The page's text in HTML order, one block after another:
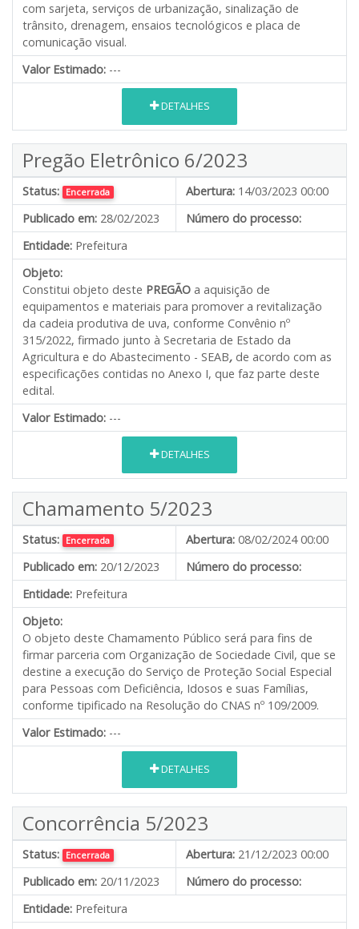
com sarjeta, serviços de urbanização, sinalização de
trânsito, drenagem, ensaios tecnológicos e placa de
comunicação visual.
Valor Estimado: ---
DETALHES
Pregão Eletrônico 6/2023
Status: Encerrada Abertura: 14/03/2023 00:00
Publicado em: 28/02/2023
Número do processo:
Entidade: Prefeitura
Objeto:
Constitui objeto deste PREGÃO a aquisição de
equipamentos e materiais para promover a revitalização
da cadeia produtiva de uva, conforme Convênio nº
315/2022, firmado junto à Secretaria de Estado da
Agricultura e do Abastecimento - SEAB, de acordo com as
especificações contidas no Anexo I, que faz parte deste
edital.
Valor Estimado: ---
DETALHES
Chamamento 5/2023
Status: Encerrada Abertura: 08/02/2024 00:00
Publicado em: 20/12/2023
Número do processo:
Entidade: Prefeitura
Objeto:
O objeto deste Chamamento Público será para fins de
firmar parceria com Organização de Sociedade Civil, que se
destine a execução do Serviço de Proteção Social Especial
para Pessoas com Deficiência, Idosos e suas Famílias,
conforme tipificado na Resolução do CNAS nº 109/2009.
Valor Estimado: ---
DETALHES
Concorrência 5/2023
Status: Encerrada Abertura: 21/12/2023 00:00
Publicado em: 20/11/2023
Número do processo:
Entidade: Prefeitura